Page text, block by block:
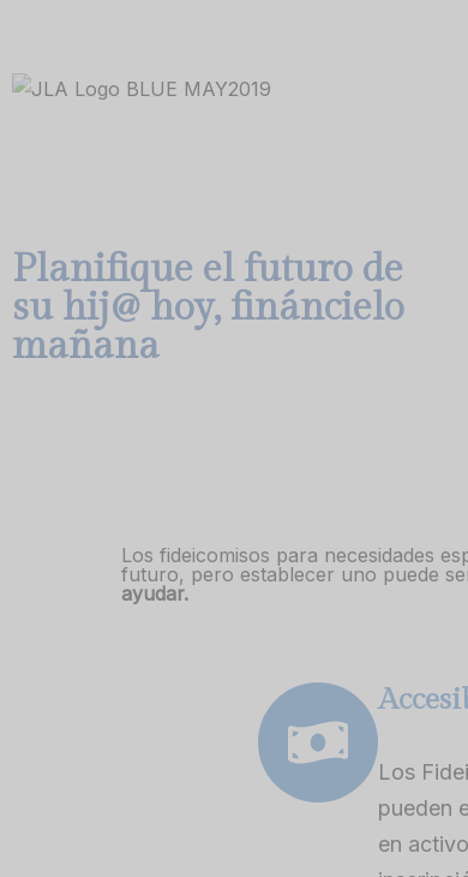
to
Planifique el futuro de
su hij@ hoy, fináncielo
mañana
Los fideicomisos para necesidades
futuro, pero establecer uno puede
ayudar.
Los
pueden
en